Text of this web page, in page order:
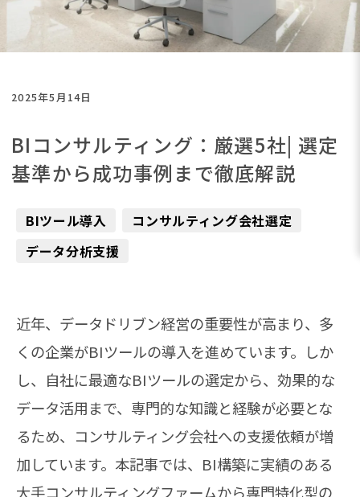
2025年5月14日
BIコンサルティング：厳選5社| 選定
基準から成功事例まで徹底解説
BIツール導入
コンサルティング会社選定
データ分析支援
近年、データドリブン経営の重要性が高まり、多
くの企業がBIツールの導入を進めています。しか
し、自社に最適なBIツールの選定から、効果的な
データ活用まで、専門的な知識と経験が必要とな
るため、コンサルティング会社への支援依頼が増
加しています。本記事では、BI構築に実績のある
大手コンサルティングファームから専門特化型の